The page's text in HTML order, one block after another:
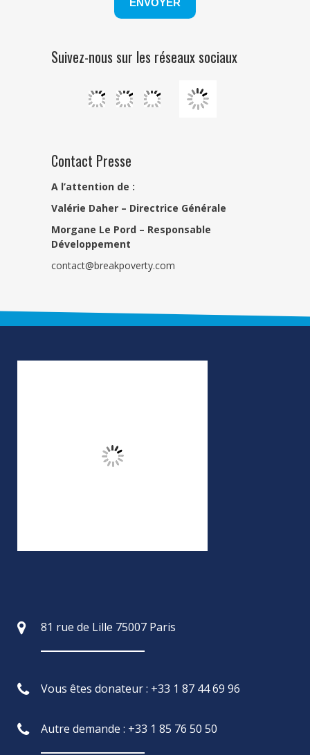
Suivez-nous sur les réseaux sociaux
Contact Presse
A l’attention de :
Valérie Daher – Directrice Générale
Morgane Le Pord – Responsable
Développement
contact@breakpoverty.com
81 rue de Lille 75007 Paris
Vous êtes donateur : +33 1 87 44 69 96
Autre demande : +33 1 85 76 50 50